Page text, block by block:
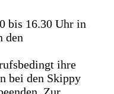
bis 16.30 Uhr in
den
ihre
bei den Skippy